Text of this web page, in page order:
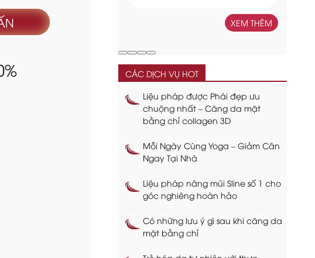
XEM THÊM
CÁC DỊCH VỤ HOT
Liệu pháp được Phái đẹp ưu
chuộng nhất – Căng da mặt
bằng chỉ collagen 3D
Mỗi Ngày Cùng Yoga – Giảm Cân
Ngay Tại Nhà
Liệu pháp nâng mũi Sline số 1 cho
góc nghiêng hoàn hảo
Có những lưu ý gì sau khi căng da
mặt bằng chỉ